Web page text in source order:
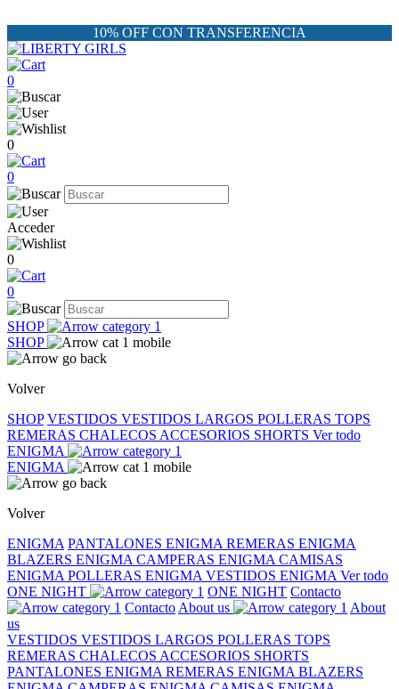
10% OFF CON TRANSFERENCIA
0
0
0
Acceder
0
0
SHOP
SHOP
Volver
SHOP VESTIDOS VESTIDOS LARGOS POLLERAS TOPS
REMERAS CHALECOS ACCESORIOS SHORTS Ver todo
ENIGMA
ENIGMA
Volver
ENIGMA PANTALONES ENIGMA REMERAS ENIGMA
BLAZERS ENIGMA CAMPERAS ENIGMA CAMISAS
ENIGMA POLLERAS ENIGMA VESTIDOS ENIGMA Ver todo
ONE NIGHT
ONE NIGHT Contacto
Contacto About us
About
us
VESTIDOS VESTIDOS LARGOS POLLERAS TOPS
REMERAS CHALECOS ACCESORIOS SHORTS
PANTALONES ENIGMA REMERAS ENIGMA BLAZERS